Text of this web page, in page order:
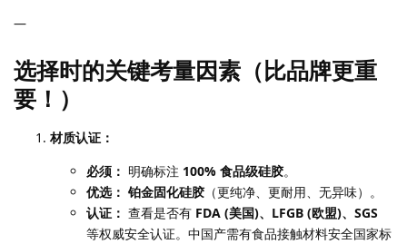
—
选择时的关键考量因素（比品牌更重
要！）
材质认证：
必须： 明确标注 100% 食品级硅胶。
优选： 铂金固化硅胶（更纯净、更耐用、无异味）。
认证： 查看是否有 FDA (美国)、LFGB (欧盟)、SGS
等权威安全认证。中国产需有食品接触材料安全国家标